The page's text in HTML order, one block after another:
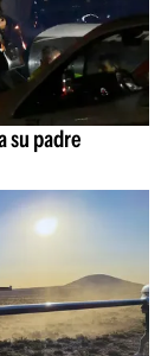
su padre